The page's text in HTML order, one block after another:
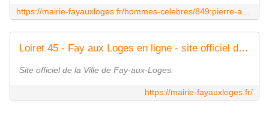
Loiret 45 - Fay aux Loges en ligne - site officiel du village de Fay aux Loges - Loiret 45 - Fay aux Loges en ligne - site officiel du village de Fay aux Loges
Site officiel de la Ville de Fay-aux-Loges.
https://mairie-fayauxloges.fr/